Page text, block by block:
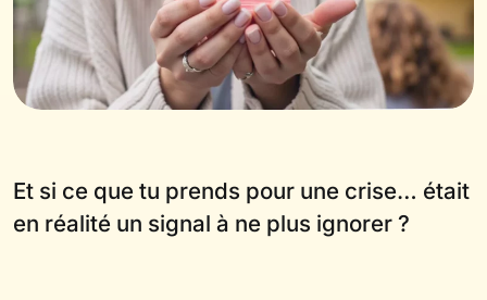
Et si ce que tu prends pour une crise… était
en réalité un signal à ne plus ignorer ?